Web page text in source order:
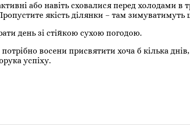
або навіть сховалися перед холодами
якість ділянки – там зимуватимуть
день зі стійкою сухою погодою.
восени присвятити хоча б кілька
успіху.